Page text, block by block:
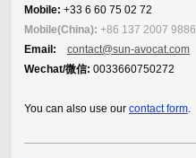
Mobile: +33 6 60 75 02 72
Mobile(China): +86 137 2007 9886
Email: contact@sun-avocat.com
Wechat/微信: 0033660750272
You can also use our contact form.